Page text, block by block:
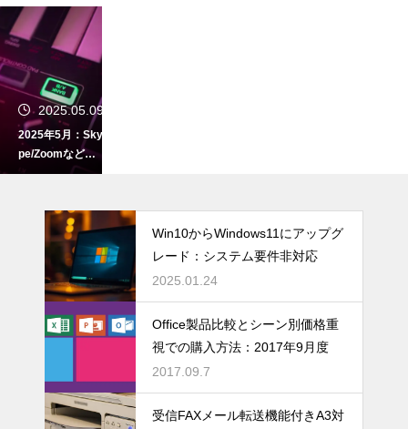
2025.05.09
2025年5月：Sky
pe/Zoomなどの
WEB会議を録画/
リーソフト
2025.05.08
2025年5月：PD
Fを無料で回転後
に保存/編集でき
マホiPhoneアプ
Win10からWindows11にアップグ
レード：システム要件非対応
2025.01.24
Office製品比較とシーン別価格重
視での購入方法：2017年9月度
2017.09.7
受信FAXメール転送機能付きA3対